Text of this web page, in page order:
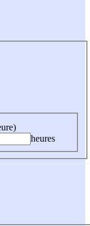
heures